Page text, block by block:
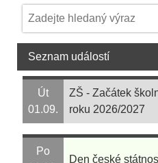
Seznam událostí
Út
01.09.
ZŠ - Začátek
roku 2026/2027
Po
Den české